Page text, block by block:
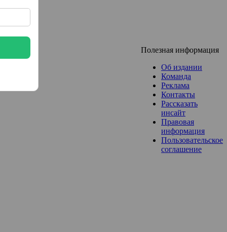
Полезная информация
Об издании
Команда
Реклама
Контакты
Рассказать
инсайт
Правовая
информация
Пользовательское
соглашение